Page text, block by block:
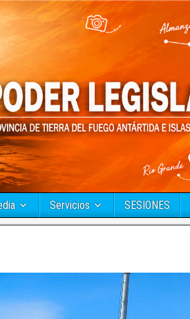
Servicios SESIONES